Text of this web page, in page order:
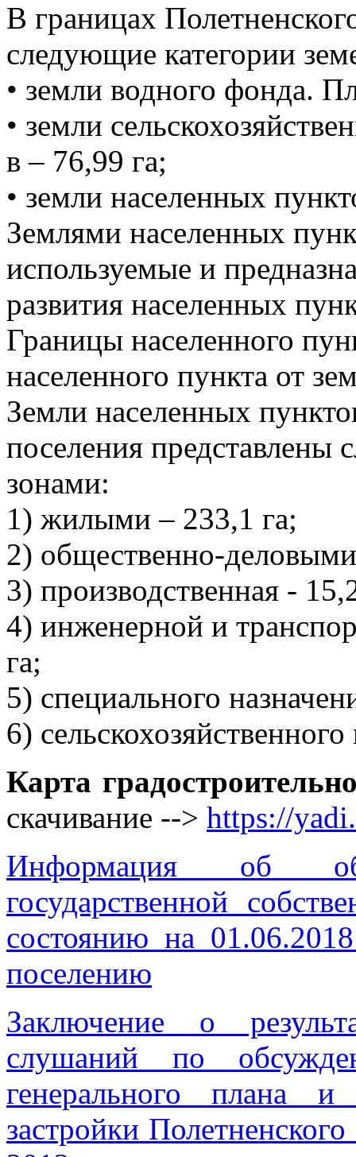
В границах
следующие категории
• земли водного фонда.
• земли
в – 76,99 га;
• земли населенных
Землями населенных
используемые и
развития населенных
Границы населенного
населенного пункта от
Земли населенных
поселения
зонами:
1) жилыми – 233,1 га;
2) общественно-
3) производственная -
4) инженерной и
га;
5) специального
6)
Карта
скачивание --> https://
Информация об
государственной
состоянию на
поселению
Заключение о
слушаний по
генерального плана и
застройки